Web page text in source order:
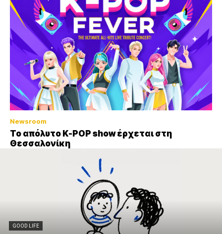
Newsroom
Το απόλυτο K-POP show έρχεται στη
Θεσσαλονίκη
GOOD LIFE